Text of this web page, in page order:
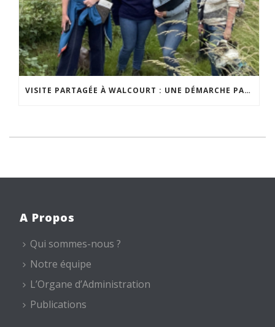
VISITE PARTAGÉE À WALCOURT : UNE DÉMARCHE PARTICIPATIVE ANIMÉE PAR ESPACE ENVIRONNEMENT
A Propos
Qui sommes-nous ?
Notre équipe
L’Organe d’Administration
Publications